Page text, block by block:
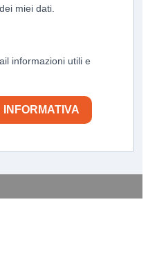
miei dati.
informazioni utili e